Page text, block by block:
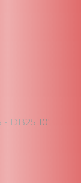
DB25 10'